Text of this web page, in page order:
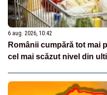
6 aug. 2026, 10:42
Românii cumpără tot mai
cel mai scăzut nivel din